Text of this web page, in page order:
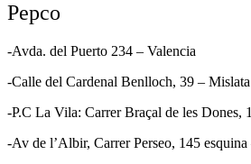
Pepco
-Avda. del Puerto 234 – Valencia
-Calle del Cardenal Benlloch, 39 – Mislata
-P.C La Vila: Carrer Braçal de les Dones,
-Av de l’Albir, Carrer Perseo, 145